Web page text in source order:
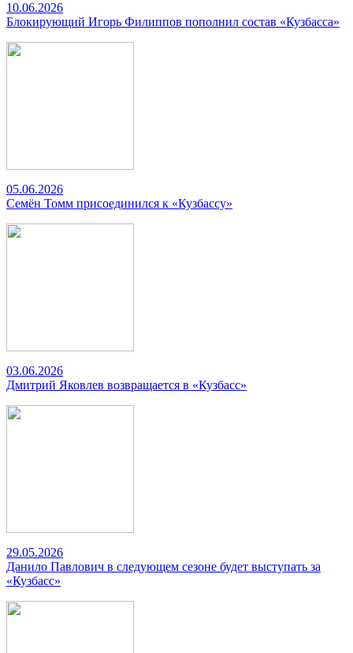
10.06.2026
Блокирующий Игорь Филиппов пополнил состав «Кузбасса»
05.06.2026
Семён Томм присоединился к «Кузбассу»
03.06.2026
Дмитрий Яковлев возвращается в «Кузбасс»
29.05.2026
Данило Павлович в следующем сезоне будет выступать за
«Кузбасс»